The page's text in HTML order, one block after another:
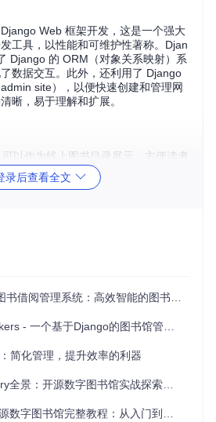
Web 框架开发，这是一个强大
工具，以性能和可维护性著称。Djan
Django 的 ORM（对象关系映射）系
数据交互。此外，还利用了 Django
site），以便快速创建和管理网
晰，易于理解和扩展。
可以作为线上图书目录展示，方便读者
理教材资源，教师和学生可以查看和借
如何在 Django 中设计和操作复杂的
书籍列表、详情查看、用户账户管理
安装依赖和运行服务器的步骤说明，
架灵活性高，可以根据实际需求对项
准的测试用例，确保软件质量。
录后查看全文
管理系统：高效智能的图书馆管理解决方案
- 一个基于Django的图书馆管理系统
简化管理，提升效率的利器
景：开源数字图书馆实战探索指南
字图书馆完整教程：从入门到精通